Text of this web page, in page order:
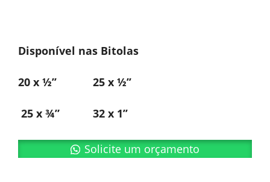
Disponível nas Bitolas
20 x ½’’ 25 x ½’’
25 x ¾” 32 x 1’’
Solicite um orçamento